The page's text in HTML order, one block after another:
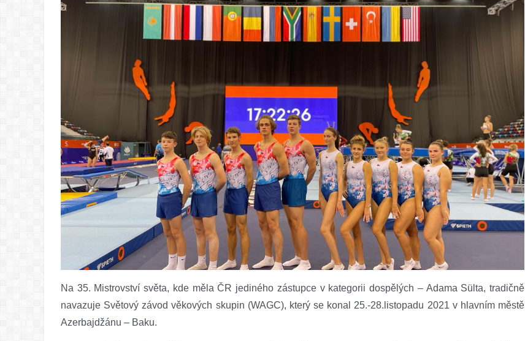
Na 35. Mistrovství světa, kde měla ČR jediného zástupce v kategorii dospělých – Adama Sülta, tradičně
navazuje Světový závod věkových skupin (WAGC), který se konal 25.-28.listopadu 2021 v hlavním městě
Azerbajdžánu – Baku.